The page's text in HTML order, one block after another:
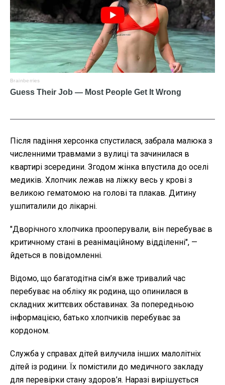
Після падіння херсонка спустилася, забрала малюка з
численними травмами з вулиці та зачинилася в
квартирі зсередини. Згодом жінка впустила до оселі
медиків. Хлопчик лежав на ліжку весь у крові з
великою гематомою на голові та плакав. Дитину
ушпиталили до лікарні.
"Дворічного хлопчика прооперували, він перебуває в
критичному стані в реанімаційному відділенні", —
йдеться в повідомленні.
Відомо, що багатодітна сім’я вже тривалий час
перебуває на обліку як родина, що опинилася в
складних життєвих обставинах. За попередньою
інформацією, батько хлопчиків перебуває за
кордоном.
Служба у справах дітей вилучила інших малолітніх
дітей із родини. Їх помістили до медичного закладу
для перевірки стану здоров’я. Наразі вирішується